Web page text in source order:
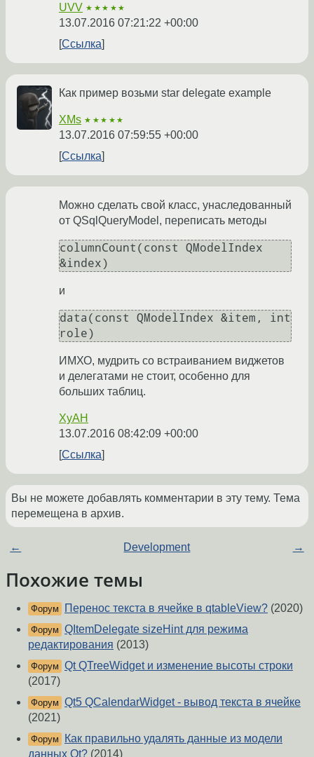
UVV ★★★★★
13.07.2016 07:21:22 +00:00
Ссылка
Как пример возьми star delegate example
XMs ★★★★★
13.07.2016 07:59:55 +00:00
Ссылка
Можно сделать свой класс, унаследованный
от QSqlQueryModel, переписать методы
columnCount(const QModelIndex
&index)
и
data(const QModelIndex &item, int
role)
ИМХО, мудрить со встраиванием виджетов
и делегатами не стоит, особенно для
больших таблиц.
XyAH
13.07.2016 08:42:09 +00:00
Ссылка
Вы не можете добавлять комментарии в эту тему. Тема
перемещена в архив.
← Development →
Похожие темы
Форум Перенос текста в ячейке в qtableView? (2020)
Форум QItemDelegate sizeHint для режима
редактирования (2013)
Форум Qt QTreeWidget и изменение высоты строки
(2017)
Форум Qt5 QCalendarWidget - вывод текста в ячейке
(2021)
Форум
Как правильно удалять данные из модели
данных Qt? (2014)